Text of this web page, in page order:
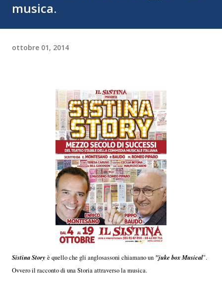
musica.
ottobre 01, 2014
Sistina Story è quello che gli anglosassoni chiamano un "juke box Musical".
Ovvero il racconto di una Storia attraverso la musica.